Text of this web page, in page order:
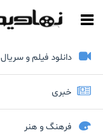
دانلود فیلم و سریال
خبری
فرهنگ و هنر